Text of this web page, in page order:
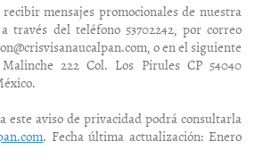
mensajes promocionales de nuestra
través del teléfono 53702242, por correo
o en el siguiente
222 Col. Los Pirules CP 54040
este aviso de privacidad podrá consultarla
. Fecha última actualización: Enero